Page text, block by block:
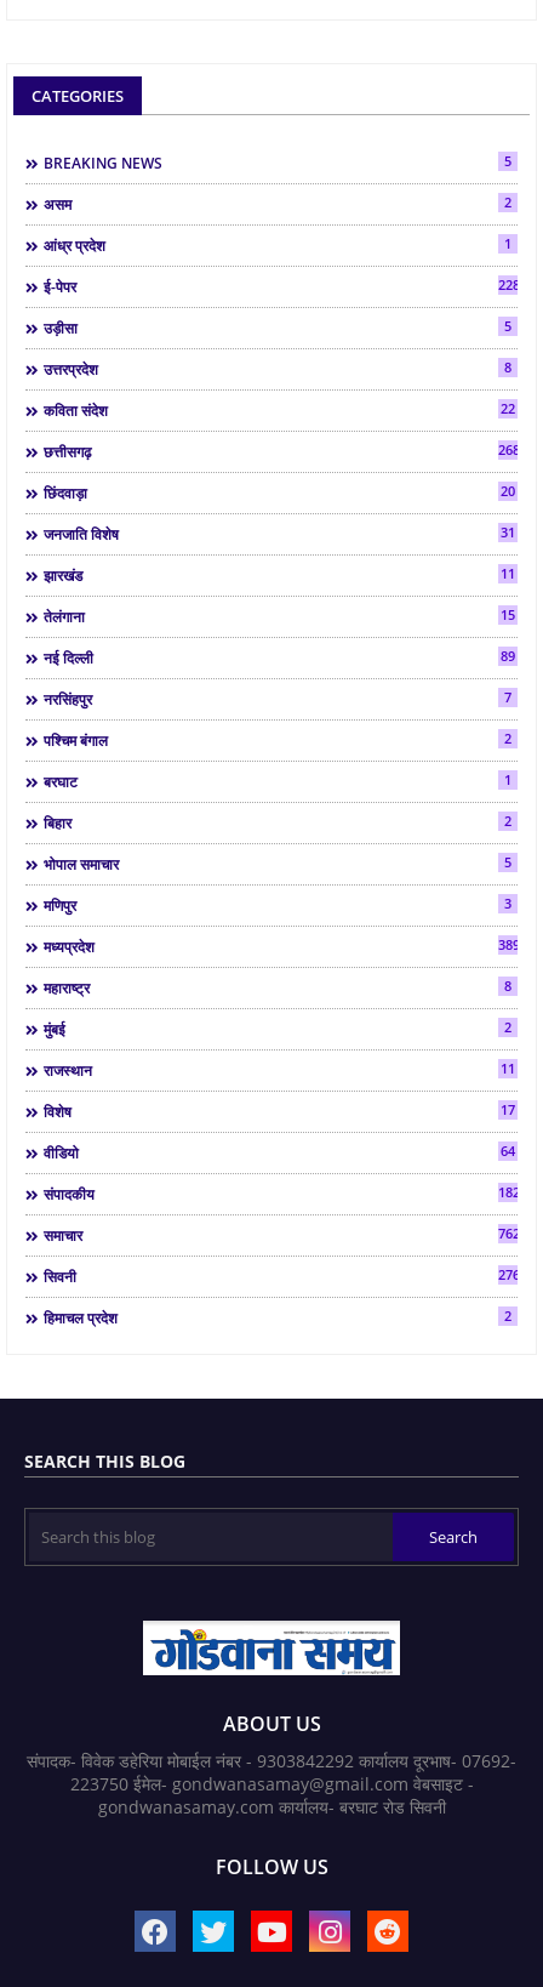
CATEGORIES
BREAKING NEWS 5
असम 2
आंध्र प्रदेश 1
ई-पेपर 2286
उड़ीसा 5
उत्तरप्रदेश 8
कविता संदेश 22
छत्तीसगढ़ 268
छिंदवाड़ा 20
जनजाति विशेष 31
झारखंड 11
तेलंगाना 15
नई दिल्ली 89
नरसिंहपुर 7
पश्चिम बंगाल 2
बरघाट 1
बिहार 2
भोपाल समाचार 5
मणिपुर 3
मध्यप्रदेश 3892
महाराष्ट्र 8
मुंबई 2
राजस्थान 11
विशेष 17
वीडियो 64
संपादकीय 182
समाचार 7624
सिवनी 2763
हिमाचल प्रदेश 2
SEARCH THIS BLOG
ABOUT US
संपादक- विवेक डहेरिया मोबाईल नंबर - 9303842292 कार्यालय दूरभाष- 07692-
223750 ईमेल- gondwanasamay@gmail.com वेबसाइट -
gondwanasamay.com कार्यालय- बरघाट रोड सिवनी
FOLLOW US